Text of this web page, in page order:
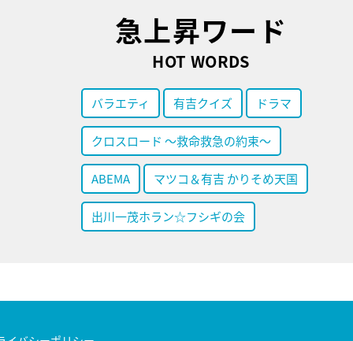
急上昇ワード
HOT WORDS
バラエティ 有吉クイズ ドラマ
クロスロード ～救命救急の約束～
ABEMA マツコ＆有吉 かりそめ天国
出川一茂ホラン☆フシギの会